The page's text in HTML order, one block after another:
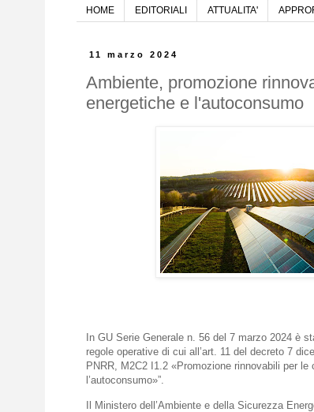
HOME EDITORIALI ATTUALITA'
11 marzo 2024
Ambiente, promozione
energetiche e l'autoconsumo
In GU Serie Generale n. 56 del 7 marzo 2024 è
regole operative di cui all’art. 11 del decreto 7
PNRR, M2C2 I1.2 «Promozione rinnovabili per le
l’autoconsumo»”.
Il Ministero dell’Ambiente e della Sicurezza